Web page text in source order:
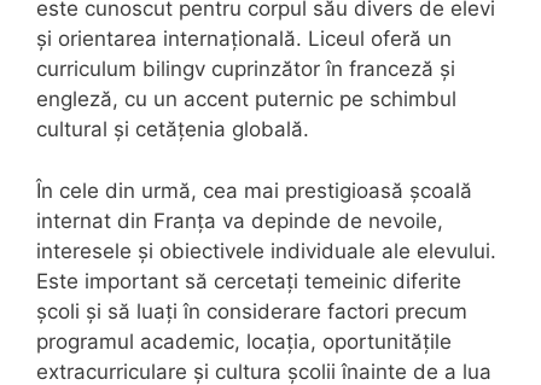
este cunoscut pentru corpul său divers de elevi
și orientarea internațională. Liceul oferă un
curriculum bilingv cuprinzător în franceză și
engleză, cu un accent puternic pe schimbul
cultural și cetățenia globală.
În cele din urmă, cea mai prestigioasă școală
internat din Franța va depinde de nevoile,
interesele și obiectivele individuale ale elevului.
Este important să cercetați temeinic diferite
școli și să luați în considerare factori precum
programul academic, locația, oportunitățile
extracurriculare și cultura școlii înainte de a lua